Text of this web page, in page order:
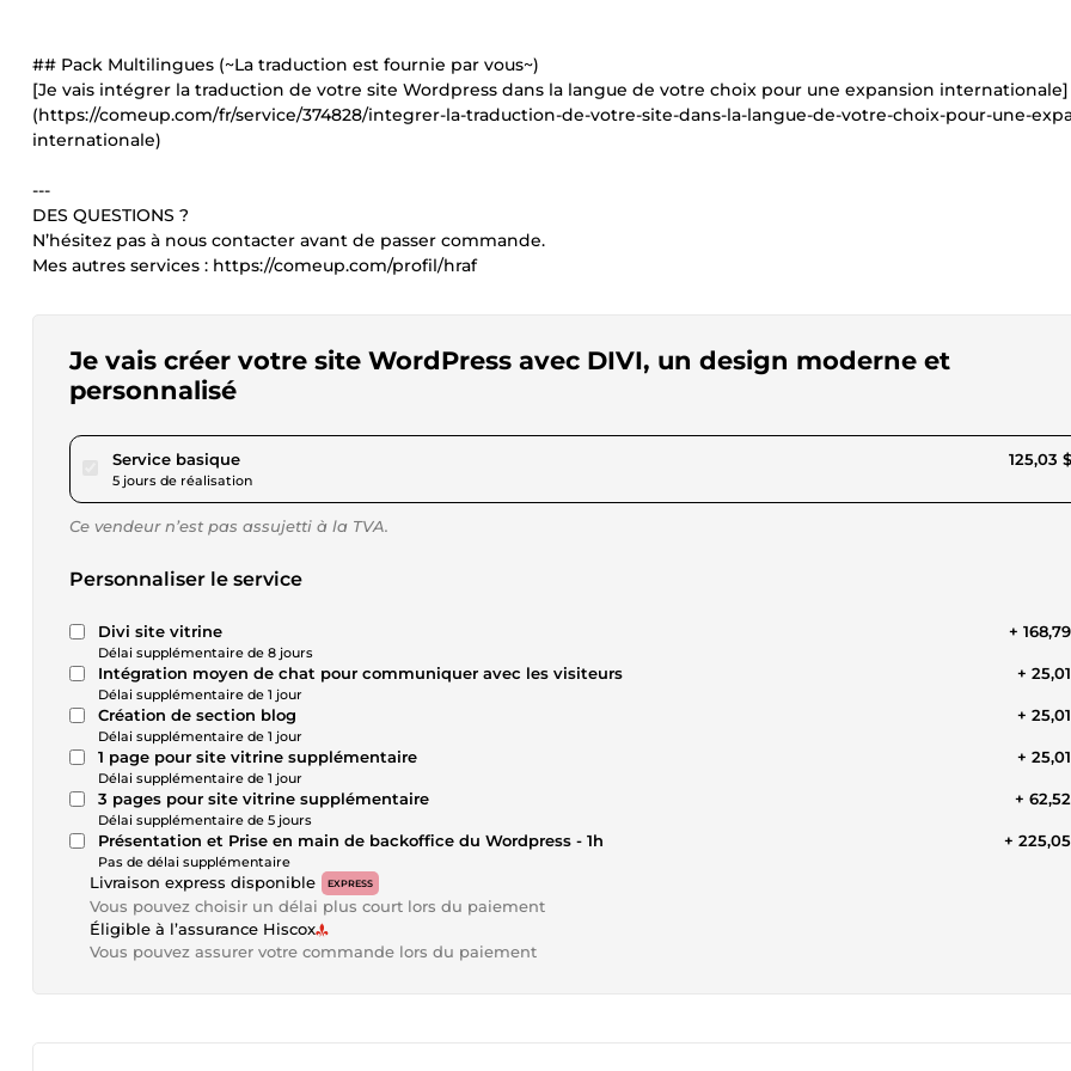
## Pack Multilingues (~La traduction est fournie par vous~)
[Je vais intégrer la traduction de votre site Wordpress dans la langue de votre choix pour une expansion internationale]
(https://comeup.com/fr/service/374828/integrer-la-traduction-de-votre-site-dans-la-langue-de-votre-choix-pour-une-
internationale)
---
DES QUESTIONS ?
N’hésitez pas à nous contacter avant de passer commande.
Mes autres services : https://comeup.com/profil/hraf
Je vais créer votre site WordPress avec DIVI, un design moderne et
personnalisé
Service basiquepour 115,24 $US
5 jours de réalisation
125,03
Ce vendeur n’est pas assujetti à la TVA.
Personnaliser le service
Divi site vitrine
Délai supplémentaire de 8 jours
+
Intégration moyen de chat pour communiquer avec les visiteurs
Délai supplémentaire de 1 jour
+
Création de section blog
Délai supplémentaire de 1 jour
+
1 page pour site vitrine supplémentaire
Délai supplémentaire de 1 jour
+
3 pages pour site vitrine supplémentaire
Délai supplémentaire de 5 jours
+
Présentation et Prise en main de backoffice du Wordpress - 1h
Pas de délai supplémentaire
+
Livraison express disponible EXPRESS
Vous pouvez choisir un délai plus court lors du paiement
Éligible à l’assurance Hiscox
Vous pouvez assurer votre commande lors du paiement